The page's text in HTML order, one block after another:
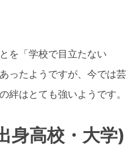
を「学校で目立たない
ったようですが、今では芸
絆はとても強いようです。
身高校・大学)